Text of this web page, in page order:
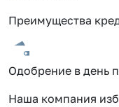
Преимущества
Одобрение в день
Наша компания